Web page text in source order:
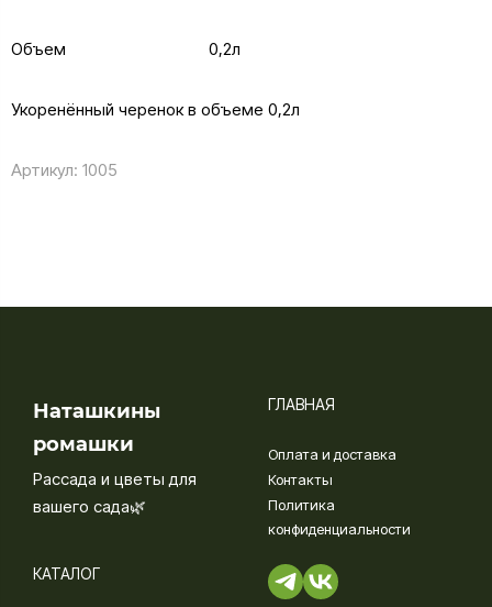
Объем 0,2л
Укоренённый черенок в объеме 0,2л
Артикул: 1005
Наташкины
ромашки
Рассада и цветы для
вашего сада🌿
ГЛАВНАЯ
Оплата и доставка
Контакты
Политика
конфиденциальности
КАТАЛОГ